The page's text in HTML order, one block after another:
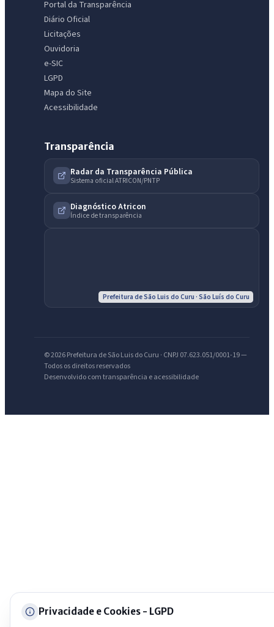
Portal da Transparência
Diário Oficial
Licitações
Ouvidoria
e-SIC
LGPD
Mapa do Site
Acessibilidade
Transparência
Radar da Transparência Pública
Sistema oficial ATRICON/PNTP
Diagnóstico Atricon
Índice de transparência
Prefeitura de São Luis do Curu · São Luís do Curu
© 2026 Prefeitura de São Luis do Curu · CNPJ 07.623.051/0001-19 —
Todos os direitos reservados
Desenvolvido com transparência e acessibilidade
Privacidade e Cookies - LGPD
Assistente do Portal
licitações, estrutura ou transparência do município.